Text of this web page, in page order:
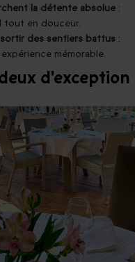
la détente absolue :
tout en douceur.
des sentiers battus :
mémorable.
d'exception